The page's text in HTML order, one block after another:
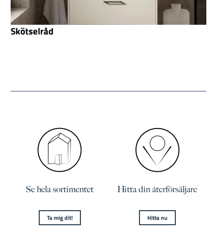
Skötselråd
Se hela sortimentet
Ta mig dit!
Hitta din återförsäljare
Hitta nu